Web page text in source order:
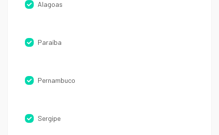
Alagoas
Paraíba
Pernambuco
Sergipe